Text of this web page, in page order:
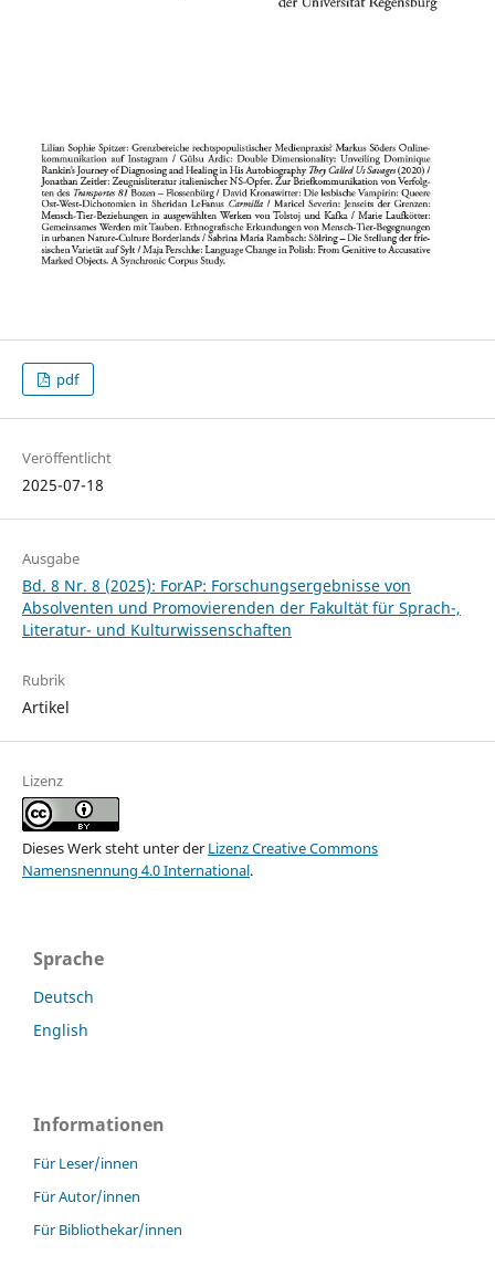
pdf
Veröffentlicht
2025-07-18
Ausgabe
Bd. 8 Nr. 8 (2025): ForAP: Forschungsergebnisse von
Absolventen und Promovierenden der Fakultät für Sprach-,
Literatur- und Kulturwissenschaften
Rubrik
Artikel
Lizenz
Dieses Werk steht unter der Lizenz Creative Commons
Namensnennung 4.0 International.
Sprache
Deutsch
English
Informationen
Für Leser/innen
Für Autor/innen
Für Bibliothekar/innen